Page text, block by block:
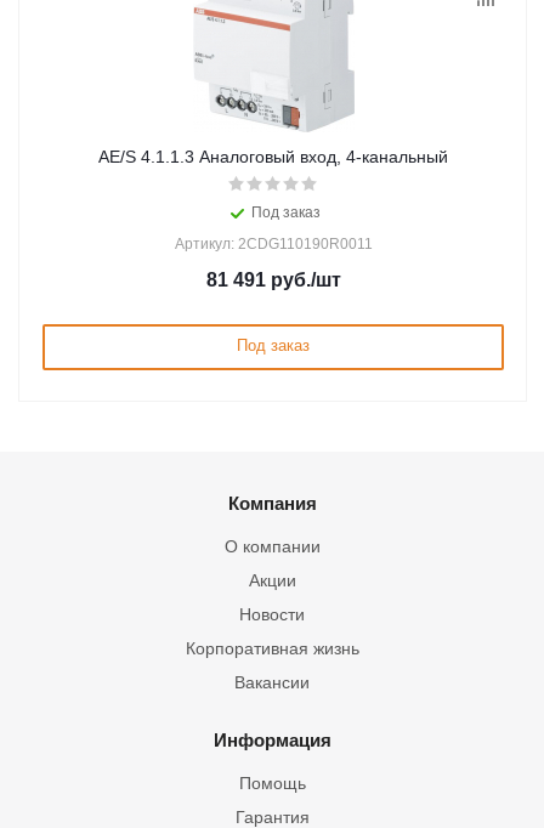
AE/S 4.1.1.3 Аналоговый вход, 4-канальный
Под заказ
Артикул: 2CDG110190R0011
81 491руб./шт
Под заказ
Компания
О компании
Акции
Новости
Корпоративная жизнь
Вакансии
Информация
Помощь
Гарантия